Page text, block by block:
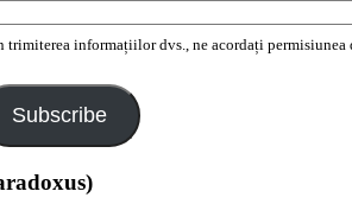
trimiterea informațiilor dvs., ne acordați
Subscribe